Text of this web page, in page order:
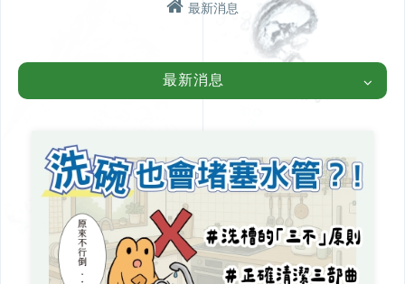
TWSDS台灣給水排水研究
學會 & 金高電實業
產品介紹
金高電CUD多通道總存水
彎
閥
日本小島製作所 T-CORE排
水特殊接頭
丹麥BLÜCHER專業排水設
備
最新消息
最新消息